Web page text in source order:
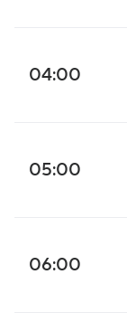
04:00
05:00
06:00